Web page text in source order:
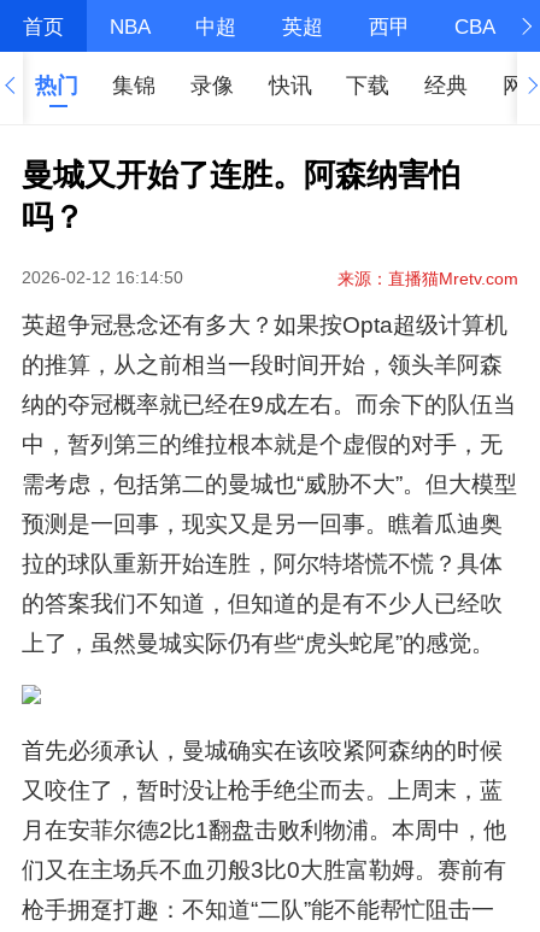
首页 NBA 中超 英超 西甲 CBA
热门 集锦 录像 快讯 下载 经典 网
曼城又开始了连胜。阿森纳害怕
吗？
2026-02-12 16:14:50 来源：直播猫Mretv.com
英超争冠悬念还有多大？如果按Opta超级计算机
的推算，从之前相当一段时间开始，领头羊阿森
纳的夺冠概率就已经在9成左右。而余下的队伍当
中，暂列第三的维拉根本就是个虚假的对手，无
需考虑，包括第二的曼城也“威胁不大”。但大模型
预测是一回事，现实又是另一回事。瞧着瓜迪奥
拉的球队重新开始连胜，阿尔特塔慌不慌？具体
的答案我们不知道，但知道的是有不少人已经吹
上了，虽然曼城实际仍有些“虎头蛇尾”的感觉。
首先必须承认，曼城确实在该咬紧阿森纳的时候
又咬住了，暂时没让枪手绝尘而去。上周末，蓝
月在安菲尔德2比1翻盘击败利物浦。本周中，他
们又在主场兵不血刃般3比0大胜富勒姆。赛前有
枪手拥趸打趣：不知道“二队”能不能帮忙阻击一